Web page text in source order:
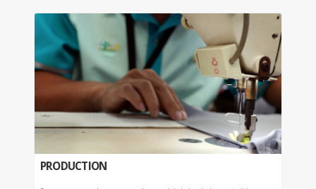
PRODUCTION